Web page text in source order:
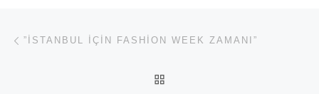
Yazı dolaşımı
”İSTANBUL IÇIN FASHION WEEK ZAMANI”